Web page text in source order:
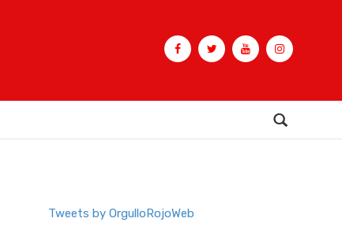
Tweets by OrgulloRojoWeb